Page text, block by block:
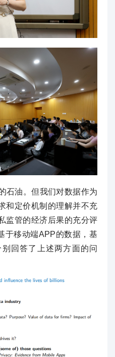
石油。但我们对数据作为
和定价机制的理解并不充
监管的经济后果的充分评
于移动端APP的数据，基
回答了上述两方面的问